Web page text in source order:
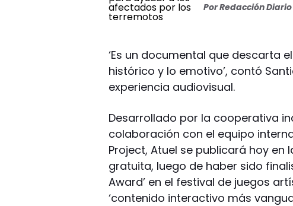
PorRedacción
‘Es un documental que descarta
histórico y lo emotivo’, contó
experiencia audiovisual.
Desarrollado por la cooperativa
colaboración con el equipo
Project, Atuel se publicará hoy
gratuita, luego de haber sido
Award’ en el festival de juegos
‘contenido interactivo más